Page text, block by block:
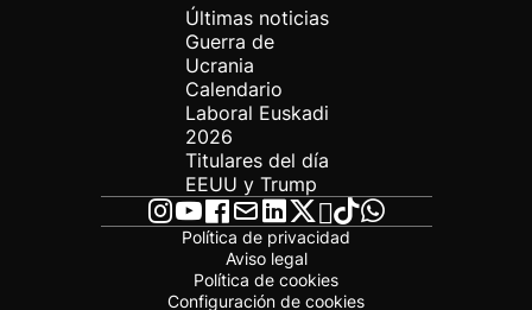
Últimas noticias
Guerra de
Ucrania
Calendario
Laboral Euskadi
2026
Titulares del día
EEUU y Trump
Política de privacidad
Aviso legal
Política de cookies
Configuración de cookies